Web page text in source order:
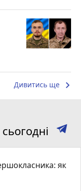
Дивитись ще keyboard_arrow_right
як